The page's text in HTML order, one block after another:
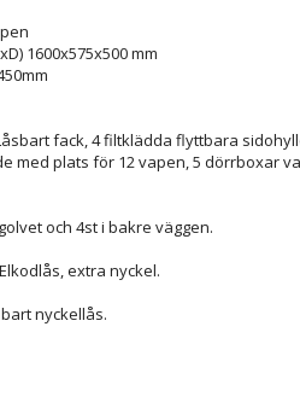
1600x575x500 mm
fack, 4 filtklädda flyttbara
med plats för 12 vapen, 5 dörrboxar
och 4st i bakre väggen.
extra nyckel.
nyckellås.